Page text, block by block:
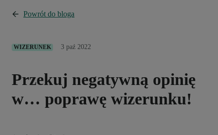
Powrót do bloga
WIZERUNEK 3 paź 2022
Przekuj negatywną opinię
w… poprawę wizerunku!